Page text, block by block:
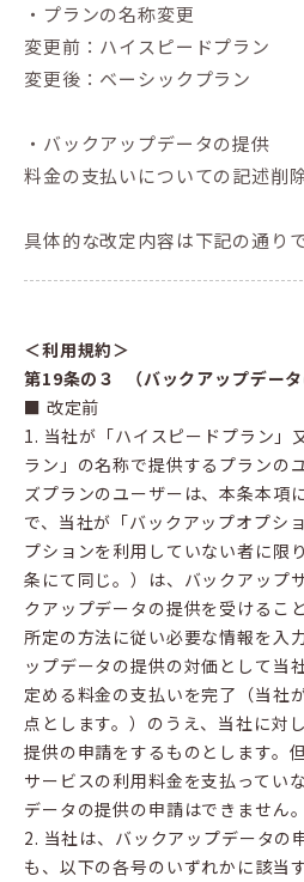
・プランの名称変更
変更前：ハイスピードプラン
変更後：ベーシックプラン
・バックアップデータの提供
料金の支払いについての記述削
具体的な改定内容は下記の通りで
＜利用規約＞
第19条の３ （バックアップデータ
■ 改定前
1. 当社が「ハイスピードプラン」
ラン」の名称で提供するプランの
ズプランのユーザーは、本条本項
で、当社が「バックアップオプシ
プションを利用していない者に限
条にて同じ。）は、バックアップ
クアップデータの提供を受けるこ
所定の方法に従い必要な情報を入
ップデータの提供の対価として当
定める料金の支払いを完了（当社
点とします。）のうえ、当社に対
提供の申請をするものとします。
サービスの利用料金を支払ってい
データの提供の申請はできません。
2. 当社は、バックアップデータの
も、以下の各号のいずれかに該当